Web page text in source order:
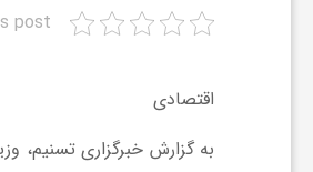
post
اقتصادی
به گزارش خبرگزاری تسنیم،